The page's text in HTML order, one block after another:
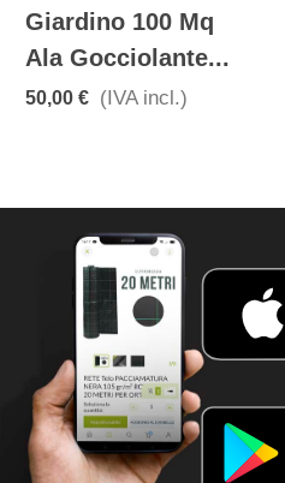
Giardino 100 Mq
Ala Gocciolante...
50,00 € (IVA incl.)